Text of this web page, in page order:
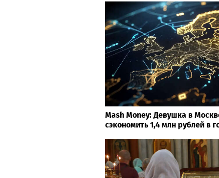
Mash Money: Девушка в
сэкономить 1,4 млн рублей в